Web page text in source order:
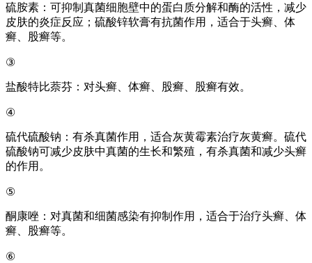
硫胺素：可抑制真菌细胞壁中的蛋白质分解和酶的活性，减少
皮肤的炎症反应；硫酸锌软膏有抗菌作用，适合于头癣、体
癣、股癣等。
③
盐酸特比萘芬：对头癣、体癣、股癣、股癣有效。
④
硫代硫酸钠：有杀真菌作用，适合灰黄霉素治疗灰黄癣。硫代
硫酸钠可减少皮肤中真菌的生长和繁殖，有杀真菌和减少头癣
的作用。
⑤
酮康唑：对真菌和细菌感染有抑制作用，适合于治疗头癣、体
癣、股癣等。
⑥